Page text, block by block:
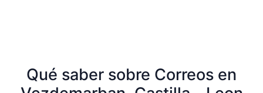
Qué saber sobre Correos en